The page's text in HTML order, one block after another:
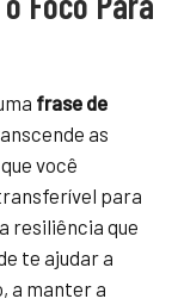
frase de
as
você
para
resiliência que
te ajudar a
a manter a